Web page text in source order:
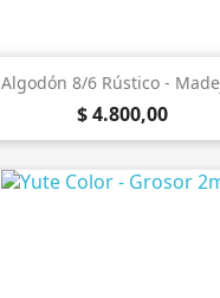
Algodón 8/6 Rústico -
$ 4.800,00